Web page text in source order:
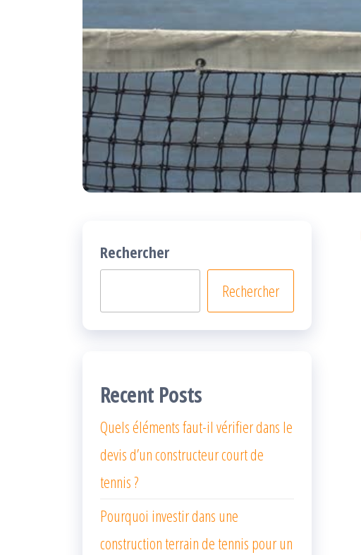
Rechercher
Rechercher
Recent Posts
Quels éléments faut-il vérifier dans le
devis d’un constructeur court de
tennis ?
Pourquoi investir dans une
construction terrain de tennis pour un